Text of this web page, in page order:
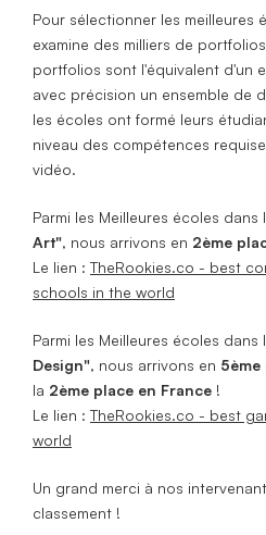
Pour sélectionner les meilleures
examine des milliers de
portfolios sont l'équivalent d'un
avec précision un ensemble de
les écoles ont formé leurs
niveau des compétences
vidéo.
Parmi les Meilleures écoles
Art", nous arrivons en 2ème
Le lien : TheRookies.co - best
schools in the world
Parmi les Meilleures écoles
Design", nous arrivons en 5ème
la 2ème place en France !
Le lien : TheRookies.co - best
world
Un grand merci à nos
classement !